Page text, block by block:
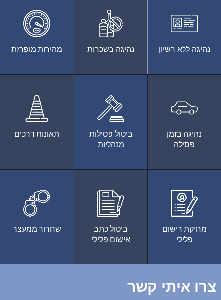
נהיגה ללא רשיון נהיגה בשכרות מהירות מופרזת
נהיגה בזמן
פסילה
ביטול פסילות
מנהליות
תאונות דרכים
מחיקת רישום
פלילי
ביטול כתב
אישום פלילי
שחרור ממעצר
צרו איתי קשר